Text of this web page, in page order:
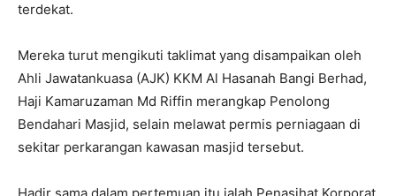
terdekat.
Mereka turut mengikuti taklimat yang disampaikan oleh
Ahli Jawatankuasa (AJK) KKM Al Hasanah Bangi Berhad,
Haji Kamaruzaman Md Riffin merangkap Penolong
Bendahari Masjid, selain melawat permis perniagaan di
sekitar perkarangan kawasan masjid tersebut.